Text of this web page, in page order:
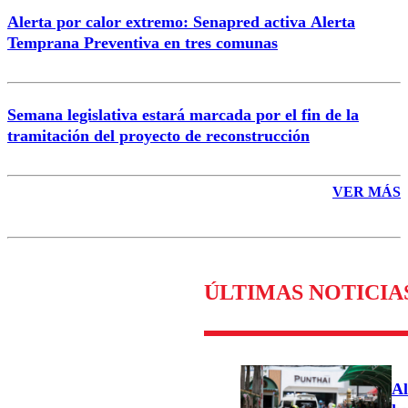
Alerta por calor extremo: Senapred activa Alerta
Temprana Preventiva en tres comunas
Semana legislativa estará marcada por el fin de la
tramitación del proyecto de reconstrucción
VER MÁS
ÚLTIMAS